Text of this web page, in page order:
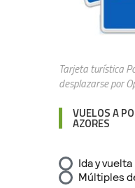
Tarjeta turística
desplazarse por
VUELOS A
AZORES